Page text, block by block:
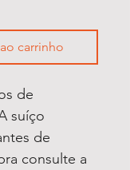
carrinho
de
suíço
de
consulte a